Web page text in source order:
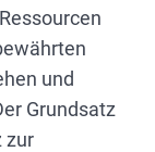
und
Grundsatz
zur